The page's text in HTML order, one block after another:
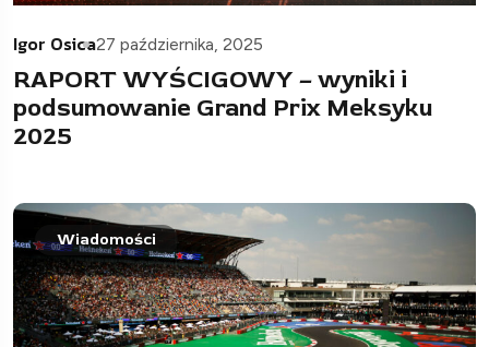
Igor Osica27 października, 2025
RAPORT WYŚCIGOWY – wyniki i
podsumowanie Grand Prix Meksyku
2025
Wiadomości